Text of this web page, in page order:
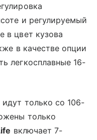
и регулируемый
в цвет кузова
в качестве опции
легкосплавные 16-
только со 106-
только
включает 7-